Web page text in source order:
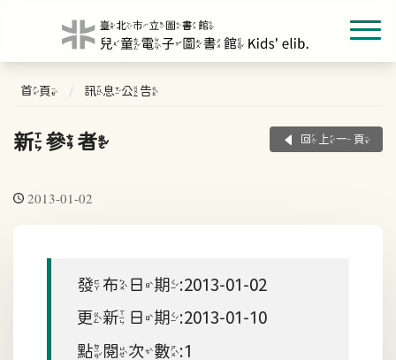
首頁 訊息公告
新參者 回上一頁
2013-01-02
發布日期:2013-01-02
更新日期:2013-01-10
點閱次數:1